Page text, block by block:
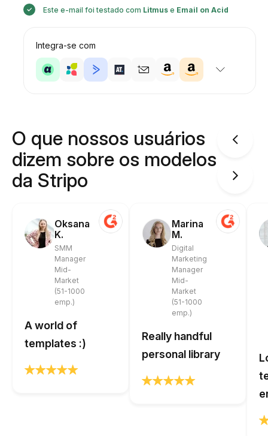
Este e-mail foi testado com Litmuse Email on Acid
Integra-se com
O que nossos usuários
dizem sobre os modelos
da Stripo
Oksana
K.
SMM
Manager
Mid-
Market
(51-1000
emp.)
A world of
templates :)
Marina
M.
Digital
Marketing
Manager
Mid-
Market
(51-1000
emp.)
Really handful
personal library